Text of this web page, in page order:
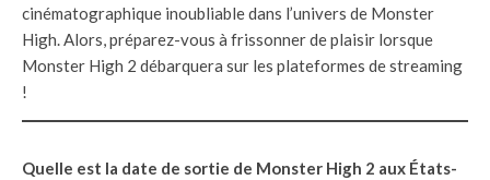
cinématographique inoubliable dans l’univers de Monster
High. Alors, préparez-vous à frissonner de plaisir lorsque
Monster High 2 débarquera sur les plateformes de streaming
!
Quelle est la date de sortie de Monster High 2 aux États-